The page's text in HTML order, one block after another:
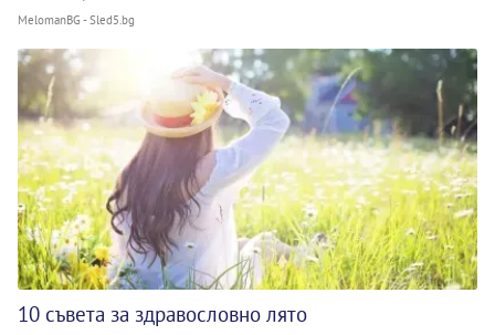
MelomanBG - Sled5.bg
10 съвета за здравословно лято